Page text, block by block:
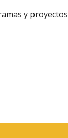
y proyectos